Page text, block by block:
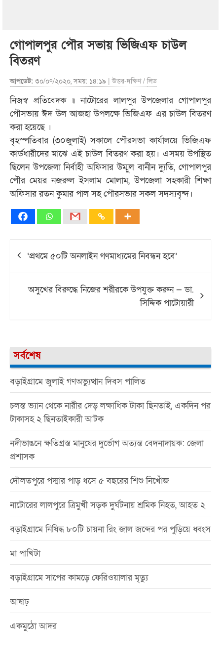
গোপালপুর পৌর সভায় ভিজিএফ চাউল
বিতরণ
আপডেট: ৩০/০৭/২০২০, সময়: ১৪:১৯ |উত্তর-দক্ষিণ/লিড
নিজস্ব প্রতিবেদক ॥ নাটোরের লালপুর উপজেলার গোপালপুর
পৌসভায় ঈদ উল আজহা উপলক্ষে ভিজিএফ এর চাউল বিতরণ
করা হয়েছে ।
বৃহস্পতিবার (৩০জুলাই) সকালে পৌরসভা কার্যালয়ে ভিজিএফ
কার্ডধারীদের মাঝে এই চাউল বিতরণ করা হয়। এসময় উপস্থিত
ছিলেন উপজেলা নির্বাহী অফিসার উম্মুল বানীন দ্যুতি, গোপালপুর
পৌর মেয়র নজরুল ইসলাম মোলাম, উপজেলা সহকারী শিক্ষা
অফিসার রতন কুমার পাল সহ পৌরসভার সকল সদস্যবৃন্দ।
navigation
‘প্রথমে ৫০টি অনলাইন গণমাধ্যমের নিবন্ধন হবে’
অসুখের বিরুদ্ধে নিজের শরীরকে উপযুক্ত করুন — ডা.
সিদ্দিক পাটোয়ারী
সর্বশেষ
বড়াইগ্রামে জুলাই গণঅভ্যুত্থান দিবস পালিত
চলন্ত ভ্যান থেকে নারীর দেড় লক্ষাধিক টাকা ছিনতাই, একদিন পর
টাকাসহ ২ ছিনতাইকারী আটক
নদীভাঙনে ক্ষতিগ্রস্ত মানুষের দুর্ভোগ অত্যন্ত বেদনাদায়ক: জেলা
প্রশাসক
দৌলতপুরে পদ্মার পাড় ধসে ৫ বছরের শিশু নিখোঁজ
নাটোরের লালপুরে ত্রিমুখী সড়ক দুর্ঘটনায় শ্রমিক নিহত, আহত ২
বড়াইগ্রামে নিষিদ্ধ ৮০টি চায়না রিং জাল জব্দের পর পুড়িয়ে ধ্বংস
মা পাখিটা
বড়াইগ্রামে সাপের কামড়ে ফেরিওয়ালার মৃত্যু
আষাঢ়
একমুঠো আদর